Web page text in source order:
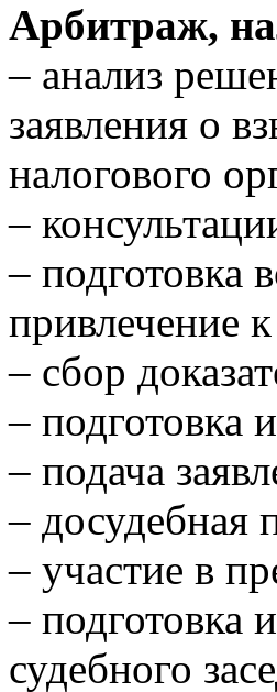
Арбитраж,
– анализ
заявления о
налогового
–
– подготовка
привлечение
– сбор
– подготовка
– подача
– досудебная
– участие в
– подготовка
судебного